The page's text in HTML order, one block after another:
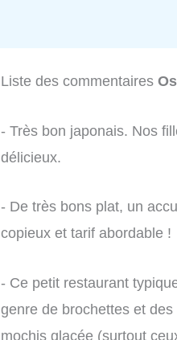
Liste des commentaires
- Très bon japonais. Nos
délicieux.
- De très bons plat, un
copieux et tarif abordable !
- Ce petit restaurant
genre de brochettes et
mochis glacée (surtout